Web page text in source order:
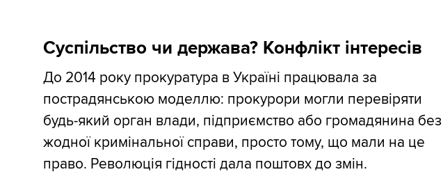
Суспільство чи держава? Конфлікт інтересів
До 2014 року прокуратура в Україні працювала за
пострадянською моделлю: прокурори могли перевіряти
будь-який орган влади, підприємство або громадянина без
жодної кримінальної справи, просто тому, що мали на це
право. Революція гідності дала поштовх до змін.